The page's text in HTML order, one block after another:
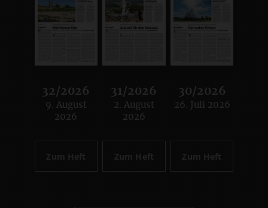
32/2026
:
9. August
2026
Zum Heft
31/2026
:
2. August
2026
Zum Heft
30/2026
:
26. Juli 2026
Zum Heft